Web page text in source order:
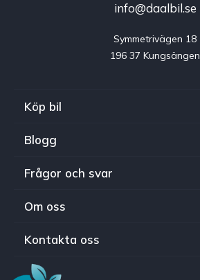
info@daalbil.se
Symmetrivägen 18
196 37 Kungsängen
Köp bil
Blogg
Frågor och svar
Om oss
Kontakta oss